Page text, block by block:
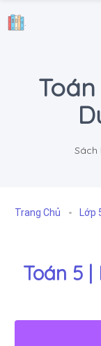
.
Sách
Trang Chủ Lớp
Toán 5